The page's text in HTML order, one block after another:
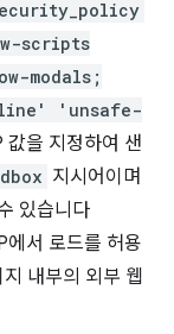
scripts
modals;
'unsafe-
값을 지정하여 샌
지시어이며
있습니다
에서 로드를 허용
내부의 외부 웹